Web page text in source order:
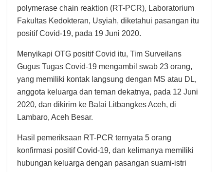
polymerase chain reaktion (RT-PCR), Laboratorium
Fakultas Kedokteran, Usyiah, diketahui pasangan itu
positif Covid-19, pada 19 Juni 2020.
Menyikapi OTG positif Covid itu, Tim Surveilans
Gugus Tugas Covid-19 mengambil swab 23 orang,
yang memiliki kontak langsung dengan MS atau DL,
anggota keluarga dan teman dekatnya, pada 12 Juni
2020, dan dikirim ke Balai Litbangkes Aceh, di
Lambaro, Aceh Besar.
Hasil pemeriksaan RT-PCR ternyata 5 orang
konfirmasi positif Covid-19, dan kelimanya memiliki
hubungan keluarga dengan pasangan suami-istri